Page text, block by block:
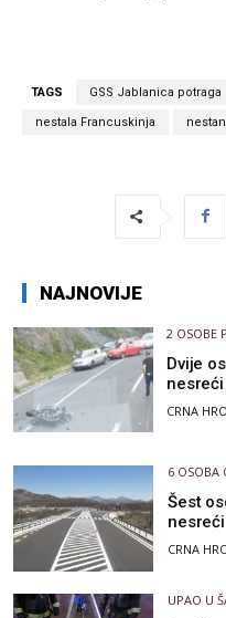
TAGS GSS Jablanica potraga
nestala Francuskinja
NAJNOVIJE
2 OSOBE
Dvije
CRNA
6 OSOBA
Šest
osobe
CRNA
UPAO U